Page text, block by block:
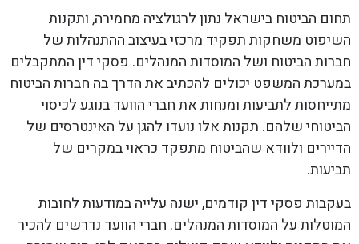
תחום הביטוח בישראל נתון לרגולציה מחמירה, ותקנות
השיפוט משחקות תפקיד מרכזי בעיצוב ההתנהלות של
חברות הביטוח ושל המוסדות המנהלים. פסקי דין המתקבלים
במערכת המשפט יכולים להכתיב את הדרך בה חברות הביטוח
מתייחסות לתביעות ומנחות את חברי הוועד בנוגע לכיסוי
הביטוחי שלהם. תקנות אלו נועדו להגן על האינטרסים של
הדיירים ולוודא שהביטוח מתפקד כראוי במקרים של
תביעות.
בעקבות פסקי דין קודמים, ישנה עלייה במודעות לחובות
המוטלות על המוסדות המנהלים. חברי הוועד נדרשים להכיר